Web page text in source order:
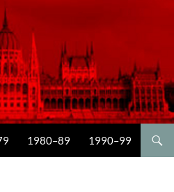
1980–89 1990–99